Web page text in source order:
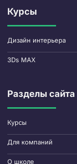
Курсы
Дизайн интерьера
3Ds MAX
Разделы сайта
Курсы
Для компаний
О школе